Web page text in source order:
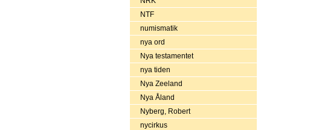
NTF
numismatik
nya ord
Nya testamentet
nya tiden
Nya Zeeland
Nya Åland
Nyberg, Robert
nycirkus